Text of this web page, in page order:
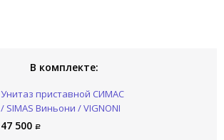
В комплекте:
Унитаз приставной СИМАС
/ SIMAS Виньони / VIGNONI
VI 21 bia
47 500